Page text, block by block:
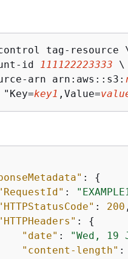
tag-resource
id
111122223333 \
arn arn:aws::s3:
key1 ,Value=
: {
:
: 200 ,
: {
"date" :
"Wed, 19
"content-length" :